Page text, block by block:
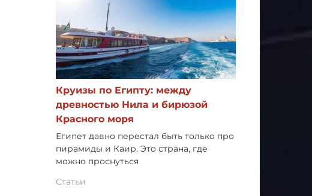
Круизы по Египту: между
древностью Нила и бирюзой
Красного моря
Египет давно перестал быть только про
пирамиды и Каир. Это страна, где
можно проснуться
Статьи